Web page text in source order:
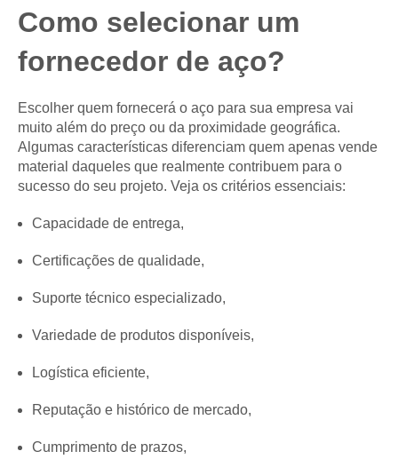
Como selecionar um
fornecedor de aço?
Escolher quem fornecerá o aço para sua empresa vai
muito além do preço ou da proximidade geográfica.
Algumas características diferenciam quem apenas vende
material daqueles que realmente contribuem para o
sucesso do seu projeto. Veja os critérios essenciais:
Capacidade de entrega,
Certificações de qualidade,
Suporte técnico especializado,
Variedade de produtos disponíveis,
Logística eficiente,
Reputação e histórico de mercado,
Cumprimento de prazos,